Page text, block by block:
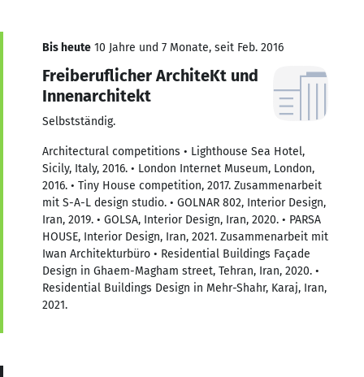
Bis heute 10 Jahre und 7 Monate, seit Feb. 2016
Freiberuflicher ArchiteKt und
Innenarchitekt
Selbstständig.
Architectural competitions • Lighthouse Sea Hotel,
Sicily, Italy, 2016. • London Internet Museum, London,
2016. • Tiny House competition, 2017. Zusammenarbeit
mit S-A-L design studio. • GOLNAR 802, Interior Design,
Iran, 2019. • GOLSA, Interior Design, Iran, 2020. • PARSA
HOUSE, Interior Design, Iran, 2021. Zusammenarbeit mit
Iwan Architekturbüro • Residential Buildings Façade
Design in Ghaem-Magham street, Tehran, Iran, 2020. •
Residential Buildings Design in Mehr-Shahr, Karaj, Iran,
2021.